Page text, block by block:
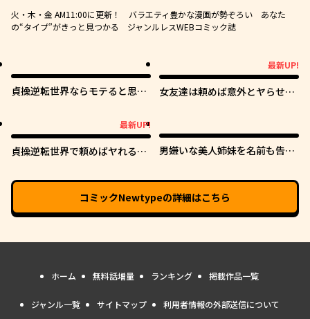
火・木・金 AM11:00に更新！ バラエティ豊かな漫画が勢ぞろい あなた
の“タイプ”がきっと見つかる ジャンルレスWEBコミック誌
貞操逆転世界ならモテると思っ
最新UP!
女友達は頼めば意外とヤらせて
最新UP!
貞操逆転世界で頼めばヤれると
男嫌いな美人姉妹を名前も告げ
コミックNewtypeの詳細はこちら
ホーム 無料話増量 ランキング 掲載作品一覧
ジャンル一覧 サイトマップ 利用者情報の外部送信について